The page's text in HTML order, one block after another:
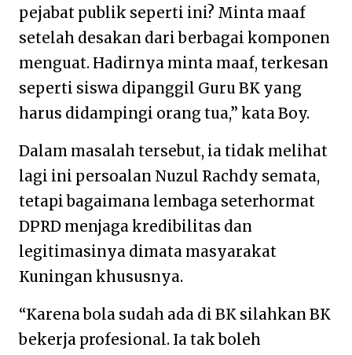
pejabat publik seperti ini? Minta maaf
setelah desakan dari berbagai komponen
menguat. Hadirnya minta maaf, terkesan
seperti siswa dipanggil Guru BK yang
harus didampingi orang tua,” kata Boy.
Dalam masalah tersebut, ia tidak melihat
lagi ini persoalan Nuzul Rachdy semata,
tetapi bagaimana lembaga seterhormat
DPRD menjaga kredibilitas dan
legitimasinya dimata masyarakat
Kuningan khususnya.
“Karena bola sudah ada di BK silahkan BK
bekerja profesional. Ia tak boleh